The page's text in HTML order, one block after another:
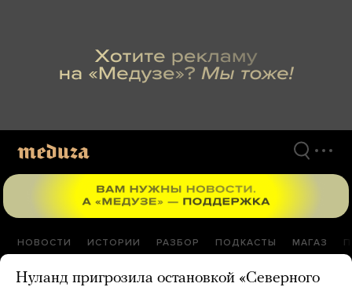
НОВОСТИ ИСТОРИИ РАЗБОР ПОДКАСТЫ МАГАЗ
Нуланд пригрозила остановкой «Северного